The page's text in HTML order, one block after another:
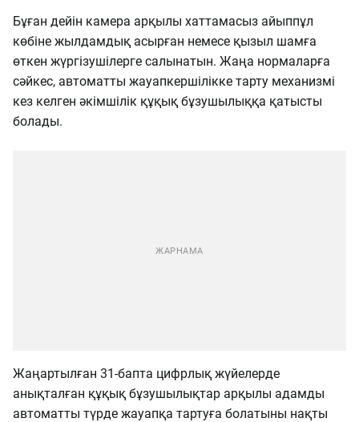
Бұған дейін камера арқылы хаттамасыз айыппұл
көбіне жылдамдық асырған немесе қызыл шамға
өткен жүргізушілерге салынатын. Жаңа нормаларға
сәйкес, автоматты жауапкершілікке тарту механизмі
кез келген әкімшілік құқық бұзушылыққа қатысты
болады.
Жаңартылған 31-бапта цифрлық жүйелерде
анықталған құқық бұзушылықтар арқылы адамды
автоматты түрде жауапқа тартуға болатыны нақты